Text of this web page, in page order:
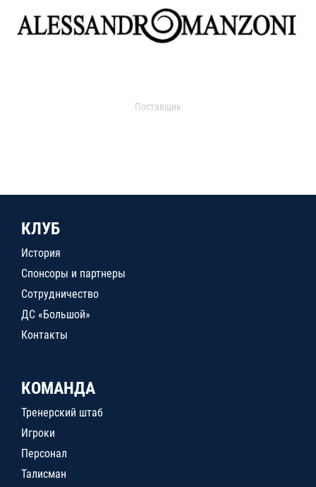
Поставщик
КЛУБ
История
Спонсоры и партнеры
Сотрудничество
ДС «Большой»
Контакты
КОМАНДА
Тренерский штаб
Игроки
Персонал
Талисман